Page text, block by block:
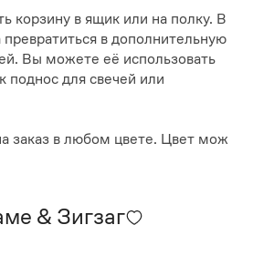
корзину в ящик или на полку. В
в дополнительную
Вы можете её использовать
поднос для свечей или
заказ в любом цвете. Цвет мож
& Зигзаг